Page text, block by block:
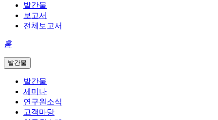
발간물
보고서
전체보고서
홈
발간물
발간물
세미나
연구원소식
고객마당